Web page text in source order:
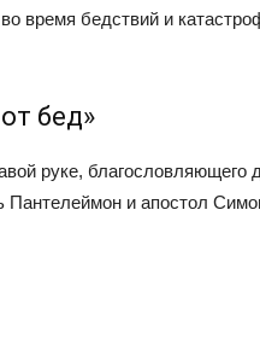
время бедствий и
бед»
руке, благословляющего
и апостол